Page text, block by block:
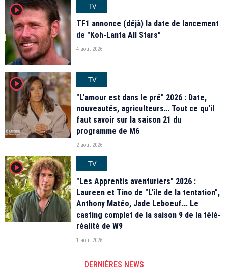
player2
TV
TF1 annonce (déjà) la date de lancement
de "Koh-Lanta All Stars"
4 août 2026
player2
TV
"L'amour est dans le pré" 2026 : Date,
nouveautés, agriculteurs… Tout ce qu'il
faut savoir sur la saison 21 du
programme de M6
2 août 2026
player2
TV
"Les Apprentis aventuriers" 2026 :
Laureen et Tino de "L'île de la tentation",
Anthony Matéo, Jade Leboeuf... Le
casting complet de la saison 9 de la télé-
réalité de W9
1 août 2026
DERNIÈRES NEWS